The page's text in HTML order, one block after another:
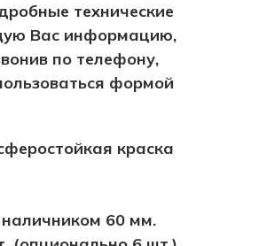
технические
Вас информацию,
по телефону,
формой
краска
наличником 60 мм.